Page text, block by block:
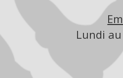
Lundi